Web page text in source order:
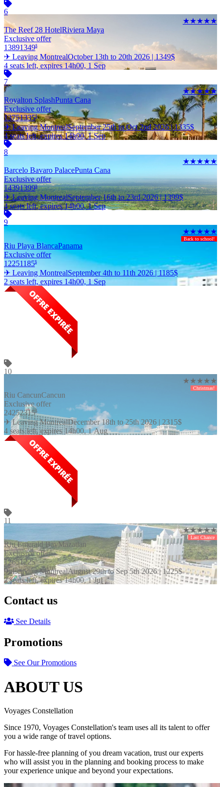
6
★★★★★
The Reef 28 HotelRiviera Maya
Exclusive offer
13891349$
✈ Leaving MontrealOctober 13th to 20th 2026 | 1349$
4 seats left, expires 14h00, 1 Sep
7
★★★★★
Royalton SplashPunta Cana
Exclusive offer
13751335$
✈ Leaving MontrealSeptember 25th to Oct 2nd 2026 |1335$
4 seats left, expires 14h00, 1 Sep
8
★★★★★
Barcelo Bavaro PalacePunta Cana
Exclusive offer
14391399$
✈ Leaving MontrealSeptember 16th to 23rd 2026 |1399$
4 seats left, expires 14h00, 1 Sep
9
★★★★★
Back to school!
Riu Playa BlancaPanama
Exclusive offer
12251185$
✈ Leaving MontrealSeptember 4th to 11th 2026 | 1185$
2 seats left, expires 14h00, 1 Sep
10
★★★★★
Christmas!
Riu CancunCancun
Exclusive offer
24252315$
✈ Leaving MontrealDecember 18th to 25th 2026 | 2315$
4 seats left, expires 14h00, 1 Aug
11
★★★★★
Last Chance
Riu Emerald BayMazatlan
Exclusive offer
12651225$
✈ Leaving MontrealAugust 29th to Sep 5th 2026 |1225$
2 seats left, expires 14h00, 1 Jul
Contact us
See Details
Promotions
See Our Promotions
ABOUT US
Voyages Constellation
Since 1970, Voyages Constellation's team uses all its talent to offer
you a wide range of travel options.
For hassle-free planning of you dream vacation, trust our experts
who will assist you in the planning and booking process to make
your experience unique and beyond your expectations.